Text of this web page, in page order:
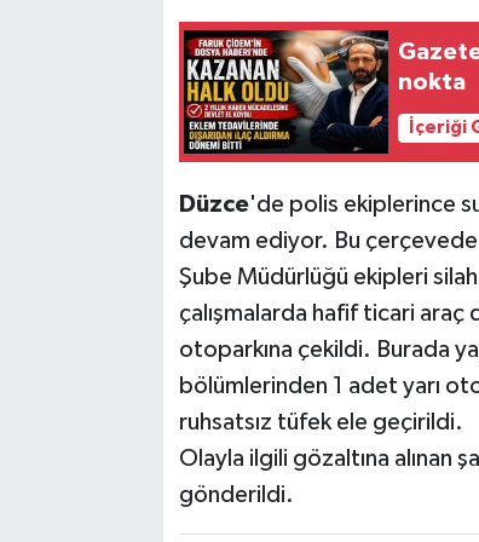
nokta
İçeriği
Düzce'de polis ekiplerince
devam ediyor. Bu çerçevede
Şube Müdürlüğü ekipleri silah
çalışmalarda hafif ticari
otoparkına çekildi. Burada
bölümlerinden 1 adet yarı
ruhsatsız tüfek ele geçirildi.
Olayla ilgili gözaltına alınan
gönderildi.